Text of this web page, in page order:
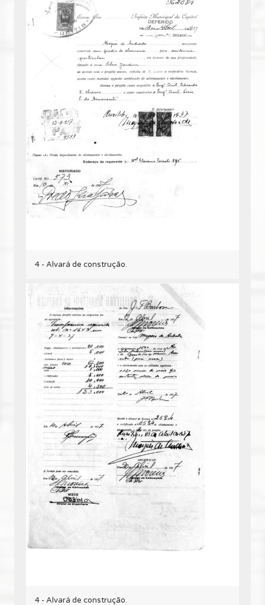
4 - Alvará de construção.
4 - Alvará de construção.